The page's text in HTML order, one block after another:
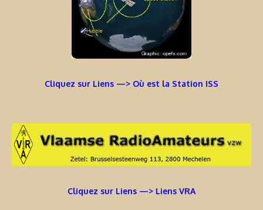
Cliquez sur Liens —> Où est la Station ISS
Cliquez sur Liens —> Liens VRA